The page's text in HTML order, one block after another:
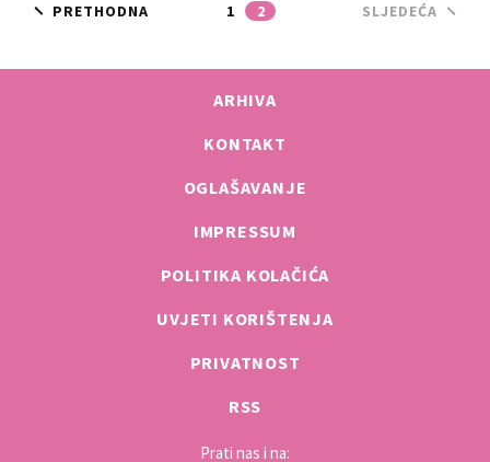
PRETHODNA 1 2 SLJEDEĆA
ARHIVA
KONTAKT
OGLAŠAVANJE
IMPRESSUM
POLITIKA KOLAČIĆA
UVJETI KORIŠTENJA
PRIVATNOST
RSS
Prati nas i na: